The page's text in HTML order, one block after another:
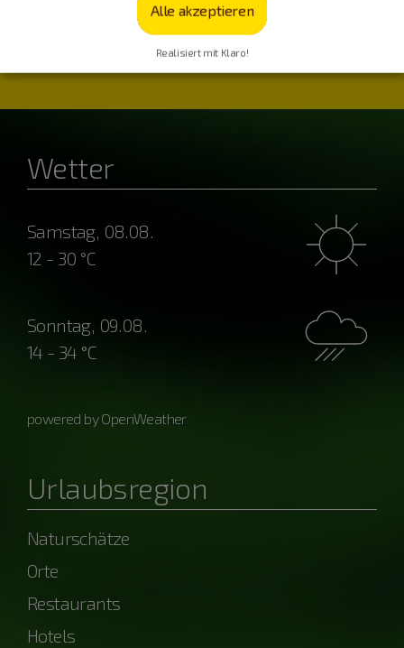
Wetter
Samstag, 08.08.
12 - 30 °C
Sonntag, 09.08.
14 - 34 °C
powered by OpenWeather
Urlaubsregion
Naturschätze
Orte
Restaurants
Hotels
Alle akzeptieren
Realisiert mit Klaro!